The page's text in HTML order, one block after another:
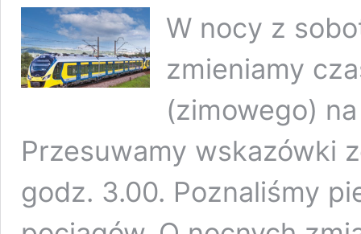
W nocy z
zmieniamy
(zimowego)
Przesuwamy wskazówki
godz. 3.00. Poznaliśmy